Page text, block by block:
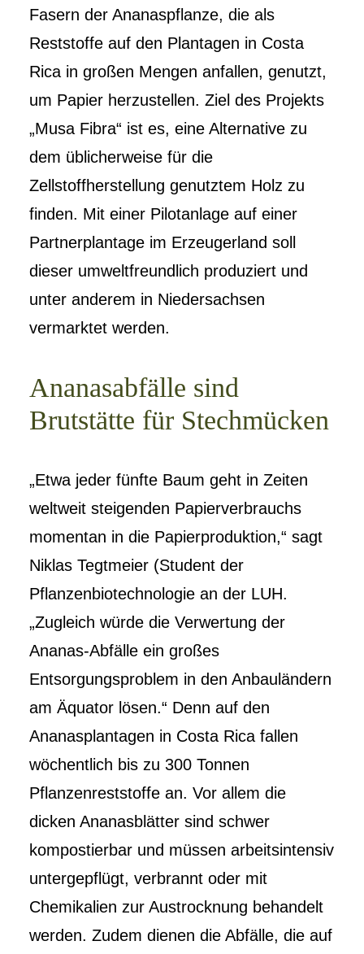
Fasern der Ananaspflanze, die als
Reststoffe auf den Plantagen in Costa
Rica in großen Mengen anfallen, genutzt,
um Papier herzustellen. Ziel des Projekts
„Musa Fibra“ ist es, eine Alternative zu
dem üblicherweise für die
Zellstoffherstellung genutztem Holz zu
finden. Mit einer Pilotanlage auf einer
Partnerplantage im Erzeugerland soll
dieser umweltfreundlich produziert und
unter anderem in Niedersachsen
vermarktet werden.
Ananasabfälle sind
Brutstätte für Stechmücken
„Etwa jeder fünfte Baum geht in Zeiten
weltweit steigenden Papierverbrauchs
momentan in die Papierproduktion,“ sagt
Niklas Tegtmeier (Student der
Pflanzenbiotechnologie an der LUH.
„Zugleich würde die Verwertung der
Ananas-Abfälle ein großes
Entsorgungsproblem in den Anbauländern
am Äquator lösen.“ Denn auf den
Ananasplantagen in Costa Rica fallen
wöchentlich bis zu 300 Tonnen
Pflanzenreststoffe an. Vor allem die
dicken Ananasblätter sind schwer
kompostierbar und müssen arbeitsintensiv
untergepflügt, verbrannt oder mit
Chemikalien zur Austrocknung behandelt
werden. Zudem dienen die Abfälle, die auf